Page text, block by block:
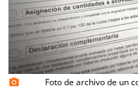
photo_camera
Foto de archivo de un